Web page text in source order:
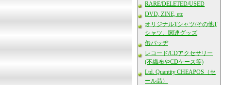
RARE/DELETED/USED
DVD, ZINE, etc
オリジナルTシャツ/その他T
シャツ、関連グッズ
缶バッヂ
レコード/CDアクセサリー
(不織布やCDケース等)
Ltd. Quantity CHEAPOS（セ
ール品）